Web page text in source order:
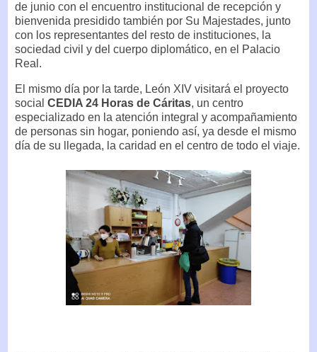
de junio con el encuentro institucional de recepción y
bienvenida presidido también por Su Majestades, junto
con los representantes del resto de instituciones, la
sociedad civil y del cuerpo diplomático, en el Palacio
Real.
El mismo día por la tarde, León XIV visitará el proyecto
social CEDIA 24 Horas de Cáritas, un centro
especializado en la atención integral y acompañamiento
de personas sin hogar, poniendo así, ya desde el mismo
día de su llegada, la caridad en el centro de todo el viaje.